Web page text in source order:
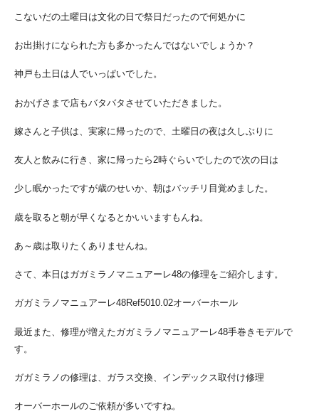
こないだの土曜日は文化の日で祭日だったので何処かに
お出掛けになられた方も多かったんではないでしょうか？
神戸も土日は人でいっぱいでした。
おかげさまで店もバタバタさせていただきました。
嫁さんと子供は、実家に帰ったので、土曜日の夜は久しぶりに
友人と飲みに行き、家に帰ったら2時ぐらいでしたので次の日は
少し眠かったですが歳のせいか、朝はバッチリ目覚めました。
歳を取ると朝が早くなるとかいいますもんね。
あ～歳は取りたくありませんね。
さて、本日はガガミラノマニュアーレ48の修理をご紹介します。
ガガミラノマニュアーレ48Ref5010.02オーバーホール
最近また、修理が増えたガガミラノマニュアーレ48手巻きモデルで
す。
ガガミラノの修理は、ガラス交換、インデックス取付け修理
オーバーホールのご依頼が多いですね。